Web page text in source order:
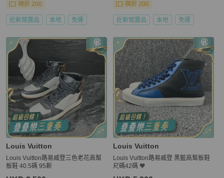
現折 200
近新閒置品 本地 免運
現折 200
近新閒置品 本地 免運
Louis Vuitton
Louis Vuitton路易威登三色老花高幫
板鞋 40.5碼 95新
Louis Vuitton
Louis Vuitton路易威登 黑藍高幫板鞋
尺碼42碼 🧡